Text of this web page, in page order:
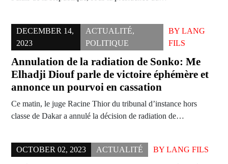
DECEMBER 14,
2023
ACTUALITÉ,
POLITIQUE
BYLANG
FILS
Annulation de la radiation de Sonko: Me
Elhadji Diouf parle de victoire éphémère et
annonce un pourvoi en cassation
Ce matin, le juge Racine Thior du tribunal d’instance hors
classe de Dakar a annulé la décision de radiation de…
OCTOBER 02, 2023 ACTUALITÉ BY LANG FILS